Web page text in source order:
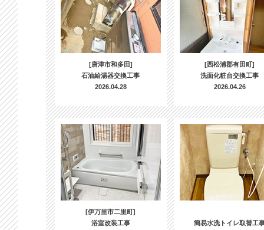
[唐津市和多田]
石油給湯器交換工事
2026.04.28
[西松浦郡有田町]
洗面化粧台交換工事
2026.04.26
[伊万里市二里町]
浴室改装工事
簡易水洗トイレ取替工